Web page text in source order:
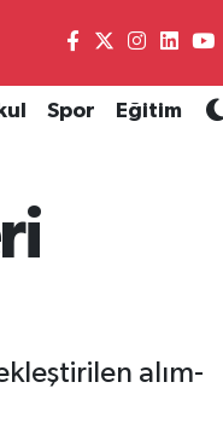
Spor Eğitim
alım-